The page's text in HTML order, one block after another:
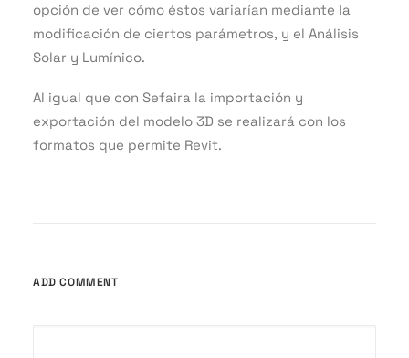
opción de ver cómo éstos variarían mediante la
modificación de ciertos parámetros, y el Análisis
Solar y Lumínico.
Al igual que con Sefaira la importación y
exportación del modelo 3D se realizará con los
formatos que permite Revit.
ADD COMMENT